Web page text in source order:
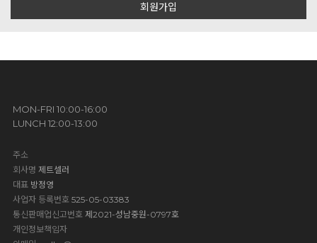
회원가입
MON-FRI 10:00-16:00
LUNCH 12:00-13:00
주소
회사명 제트셀러
대표방정영
사업자 등록번호 525-05-03383
통신판매업신고번호 제2021-성남중원-0797호
개인정보책임자